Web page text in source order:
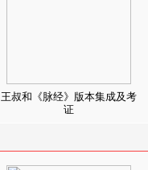
王叔和《脉经》版本集成及考
证